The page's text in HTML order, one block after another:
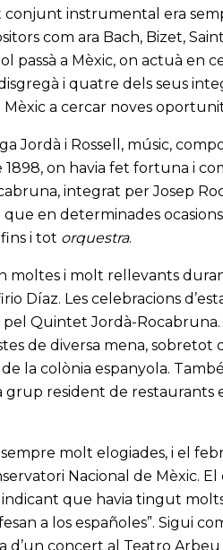
conjunt instrumental era
com ara Bach, Bizet,
passà a Mèxic, on actuà en
i quatre dels seus
a cercar noves
Jordà i Rossell, músic,
on havia fet fortuna i
integrat per Josep
en determinades
i tot orquestra.
moltes i molt rellevants
Díaz. Les celebracions
Quintet Jordà-
de diversa mena, sobretot
la colònia espanyola.
resident de restaurants
molt elogiades, i el
Nacional de Mèxic. El
que havia tingut
a los españoles”. Sigui
d’un concert al Teatro